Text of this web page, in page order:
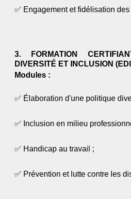
✅ Engagement et fidélisation
3. FORMATION
DIVERSITÉ ET INCLUSION
Modules :
✅ Élaboration d'une politique
✅ Inclusion en milieu
✅ Handicap au travail ;
✅ Prévention et lutte contre les